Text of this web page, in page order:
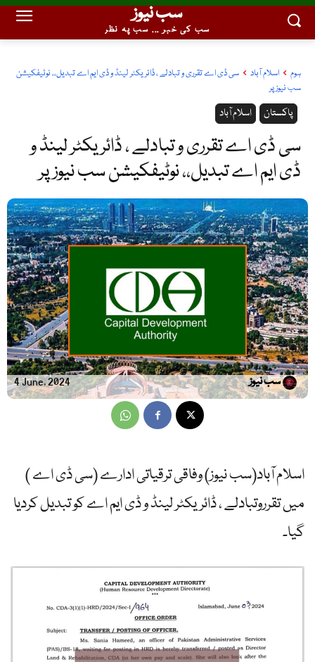
سب نیوز
سب کی خبر ... سب پہ نظر
ہوم اسلام آباد
سی ڈی اے تقرری و تبادلے ، ڈائریکٹر لینڈ و ڈی ایم اے تبدیل،، نوٹیفکیشن
سب نیوز پر
اسلام آباد پاکستان
سی ڈی اے تقرری و تبادلے ، ڈائریکٹر لینڈ و
ڈی ایم اے تبدیل،، نوٹیفکیشن سب نیوز پر
4 June, 2024 سب نیوز
اسلام آباد(سب نیوز) وفاقی ترقیاتی ادارے (سی ڈی اے )
میں تقرروتبادلے ، ڈائریکٹر لینڈ و ڈی ایم اے کو تبدیل کردیا
گیا۔